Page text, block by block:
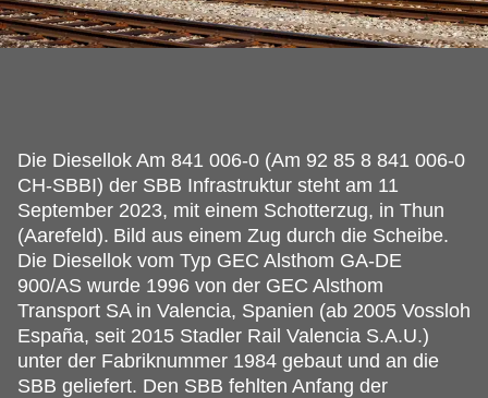
Die Diesellok Am 841 006-0 (Am 92 85 8 841 006-0
CH-SBBI) der SBB Infrastruktur steht am 11
September 2023, mit einem Schotterzug, in Thun
(Aarefeld). Bild aus einem Zug durch die Scheibe.
Die Diesellok vom Typ GEC Alsthom GA-DE
900/AS wurde 1996 von der GEC Alsthom
Transport SA in Valencia, Spanien (ab 2005 Vossloh
España, seit 2015 Stadler Rail Valencia S.A.U.)
unter der Fabriknummer 1984 gebaut und an die
SBB geliefert. Den SBB fehlten Anfang der